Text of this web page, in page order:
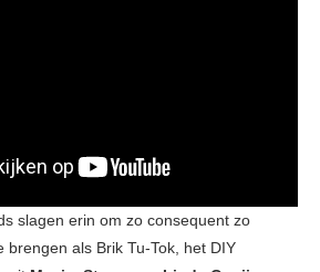
slagen erin om zo consequent zo
brengen als Brik Tu-Tok, het DIY